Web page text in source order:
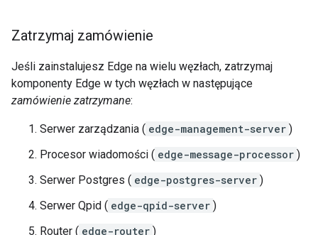
Zatrzymaj zamówienie
Jeśli zainstalujesz Edge na wielu węzłach, zatrzymaj
komponenty Edge w tych węzłach w następujące
zamówienie zatrzymane:
Serwer zarządzania ( edge-management-server )
Procesor wiadomości ( edge-message-processor )
Serwer Postgres ( edge-postgres-server )
Serwer Qpid ( edge-qpid-server )
Router ( edge-router )